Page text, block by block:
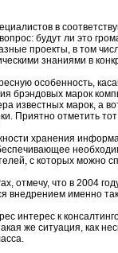
в
будут ли это
проекты, в том
знаниями в
особенность,
брэндовых марок
известных марок, а
Приятно отметить
хранения
с которых можно
отмечу, что в 2004
внедрением именно
интерес к
же ситуация, как